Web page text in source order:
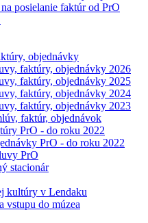
posielanie faktúr od PrO
objednávky
faktúry, objednávky 2026
faktúry, objednávky 2025
faktúry, objednávky 2024
faktúry, objednávky 2023
faktúr, objednávok
PrO - do roku 2022
PrO - do roku 2022
PrO
stacionár
kultúry v Lendaku
vstupu do múzea